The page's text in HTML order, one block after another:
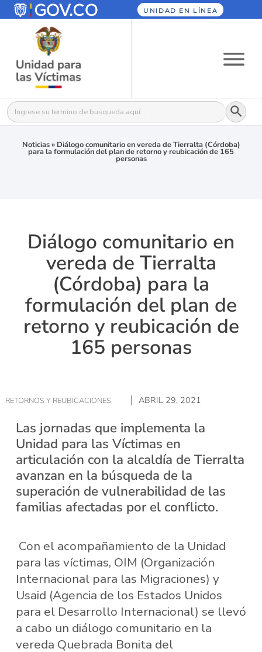
UNIDAD EN LÍNEA
Buscar: Botón
Noticias» Diálogo comunitario en vereda de Tierralta (Córdoba)
para la formulación del plan de retorno y reubicación de 165
personas
Diálogo comunitario en
vereda de Tierralta
(Córdoba) para la
formulación del plan de
retorno y reubicación de
165 personas
RETORNOS Y REUBICACIONES ABRIL 29, 2021
Las jornadas que implementa la
Unidad para las Víctimas en
articulación con la alcaldía de Tierralta
avanzan en la búsqueda de la
superación de vulnerabilidad de las
familias afectadas por el conflicto.
Con el acompañamiento de la Unidad
para las víctimas, OIM (Organización
Internacional para las Migraciones) y
Usaid (Agencia de los Estados Unidos
para el Desarrollo Internacional) se llevó
a cabo un diálogo comunitario en la
vereda Quebrada Bonita del